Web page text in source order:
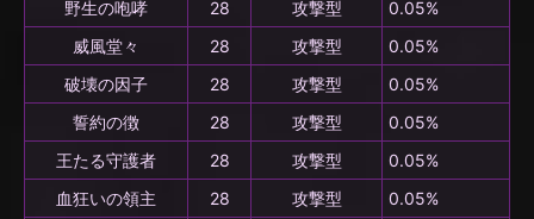
野生の咆哮
28 攻撃型
0.05%
威風堂々
28 攻撃型
0.05%
破壊の因子
28 攻撃型
0.05%
誓約の徴
28 攻撃型
0.05%
王たる守護者
28 攻撃型
0.05%
血狂いの領主
28 攻撃型
0.05%